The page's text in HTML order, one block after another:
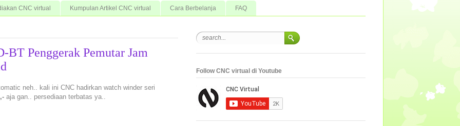
CNC virtual Kumpulan Artikel CNC virtual Cara Berbelanja FAQ
Penggerak Pemutar Jam
neh.. kali ini CNC hadirkan watch winder seri
aja gan.. persediaan terbatas ya..
Follow CNC virtual di Youtube